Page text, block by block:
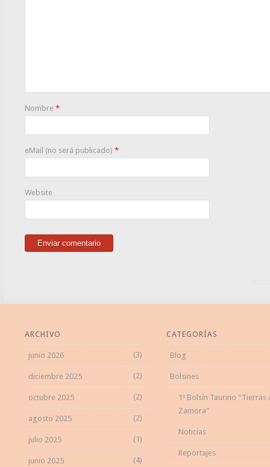
Nombre *
eMail (no será publicado) *
Website
ARCHIVO
junio 2026 (3)
diciembre 2025 (2)
octubre 2025 (2)
agosto 2025 (2)
julio 2025 (1)
junio 2025 (4)
CATEGORÍAS
Blog
Bolsines
1º Bolsín Taurino "Tierras
Zamora"
Noticias
Reportajes